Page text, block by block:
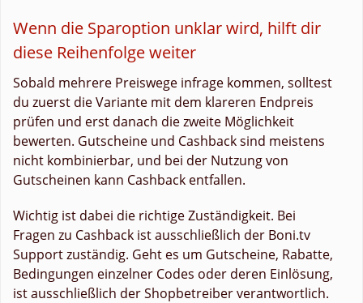
Wenn die Sparoption unklar wird, hilft dir
diese Reihenfolge weiter
Sobald mehrere Preiswege infrage kommen, solltest
du zuerst die Variante mit dem klareren Endpreis
prüfen und erst danach die zweite Möglichkeit
bewerten. Gutscheine und Cashback sind meistens
nicht kombinierbar, und bei der Nutzung von
Gutscheinen kann Cashback entfallen.
Wichtig ist dabei die richtige Zuständigkeit. Bei
Fragen zu Cashback ist ausschließlich der Boni.tv
Support zuständig. Geht es um Gutscheine, Rabatte,
Bedingungen einzelner Codes oder deren Einlösung,
ist ausschließlich der Shopbetreiber verantwortlich.